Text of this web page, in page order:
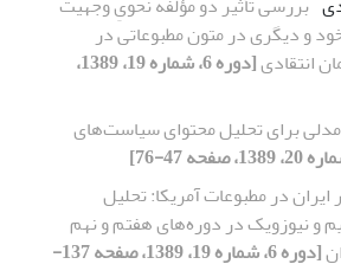
و دیگری در متون مطبوعاتی در
انتقادی
[دوره 6، شماره 19، 1389،
مدلی برای تحلیل محتوای سیاست‌های
ایران در مطبوعات آمریکا: تحلیل
و نیوزویک در دوره‌های هفتم و نهم
[دوره 6، شماره 19، 1389، صفحه 137-